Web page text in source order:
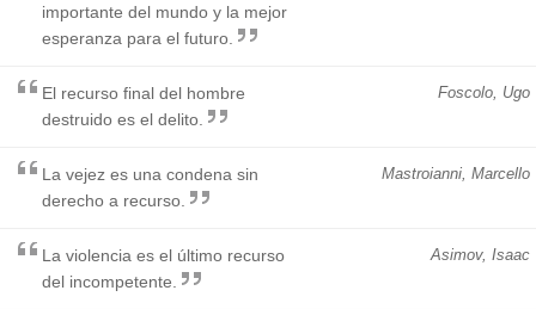
importante del mundo y la mejor
esperanza para el futuro.
Foscolo, Ugo
El recurso final del hombre
destruido es el delito.
Mastroianni, Marcello
La vejez es una condena sin
derecho a recurso.
Asimov, Isaac
La violencia es el último recurso
del incompetente.